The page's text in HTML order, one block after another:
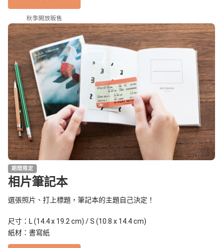
秋季開放販售
期間限定
相片筆記本
選張照片、打上標題，筆記本的主題自己決定！
尺寸：L (14.4 x 19.2 cm) / S (10.8 x 14.4 cm)
紙材：書寫紙